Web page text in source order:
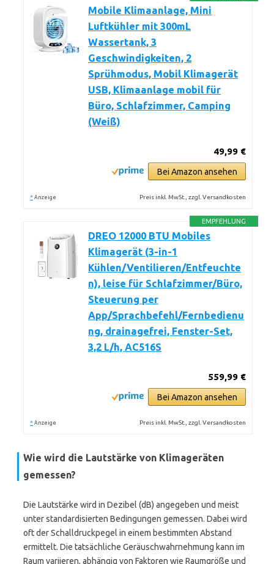
Mobile Klimaanlage, Mini
Luftkühler mit 300mL
Wassertank, 3
Geschwindigkeiten, 2
Sprühmodus, Mobil Klimagerät
USB, Klimaanlage mobil für
Büro, Schlafzimmer, Camping
(Weiß)
49,99 €
Bei Amazon ansehen
* Anzeige Preis inkl. MwSt., zzgl. Versandkosten
EMPFEHLUNG
DREO 12000 BTU Mobiles
Klimagerät (3-in-1
Kühlen/Ventilieren/Entfeuchte
n), leise für Schlafzimmer/Büro,
Steuerung per
App/Sprachbefehl/Fernbedienu
ng, drainagefrei, Fenster-Set,
3,2 L/h, AC516S
559,99 €
Bei Amazon ansehen
* Anzeige Preis inkl. MwSt., zzgl. Versandkosten
Wie wird die Lautstärke von Klimageräten
gemessen?
Die Lautstärke wird in Dezibel (dB) angegeben und meist
unter standardisierten Bedingungen gemessen. Dabei wird
oft der Schalldruckpegel in einem bestimmten Abstand
ermittelt. Die tatsächliche Geräuschwahrnehmung kann im
Raum variieren, abhängig von Faktoren wie Raumgröße und